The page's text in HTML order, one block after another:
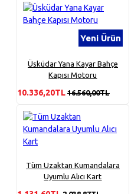
Yeni Ürün
Üsküdar Yana Kayar Bahçe
Kapısı Motoru
10.336,20TL 16.560,00TL
Tüm Uzaktan Kumandalara
Uyumlu Alıcı Kart